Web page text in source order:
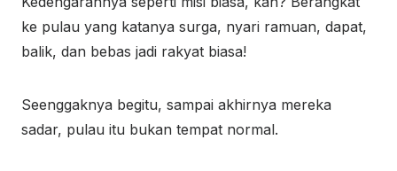
ke pulau yang katanya surga, nyari ramuan, dapat,
balik, dan bebas jadi rakyat biasa!
Seenggaknya begitu, sampai akhirnya mereka
sadar, pulau itu bukan tempat normal.